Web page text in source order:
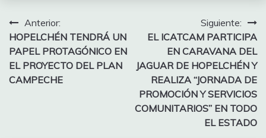
Navegación
de
entradas
Anterior:
HOPELCHÉN TENDRÁ UN
PAPEL PROTAGÓNICO EN
EL PROYECTO DEL PLAN
CAMPECHE
Siguiente:
EL ICATCAM PARTICIPA
EN CARAVANA DEL
JAGUAR DE HOPELCHÉN Y
REALIZA “JORNADA DE
PROMOCIÓN Y SERVICIOS
COMUNITARIOS” EN TODO
EL ESTADO